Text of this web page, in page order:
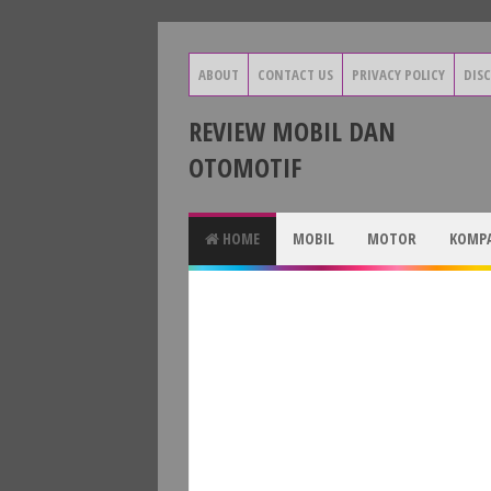
ABOUT CONTACT US PRIVACY POLICY
REVIEW MOBIL DAN
OTOMOTIF
HOME MOBIL MOTOR